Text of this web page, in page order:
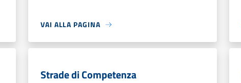
VAI ALLA PAGINA
Strade di Competenza